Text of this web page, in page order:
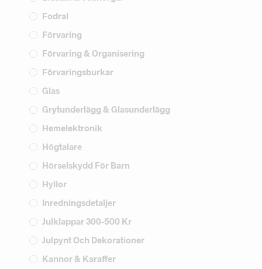
Fodral
Förvaring
Förvaring & Organisering
Förvaringsburkar
Glas
Grytunderlägg & Glasunderlägg
Hemelektronik
Högtalare
Hörselskydd För Barn
Hyllor
Inredningsdetaljer
Julklappar 300-500 Kr
Julpynt Och Dekorationer
Kannor & Karaffer